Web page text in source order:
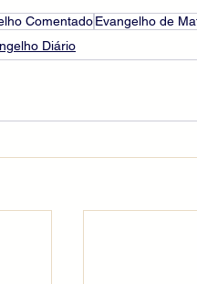
ComentadoEvangelho de
Diário